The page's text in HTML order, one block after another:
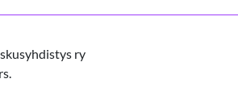
ry